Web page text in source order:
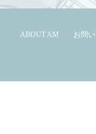
ABOUT AM お問